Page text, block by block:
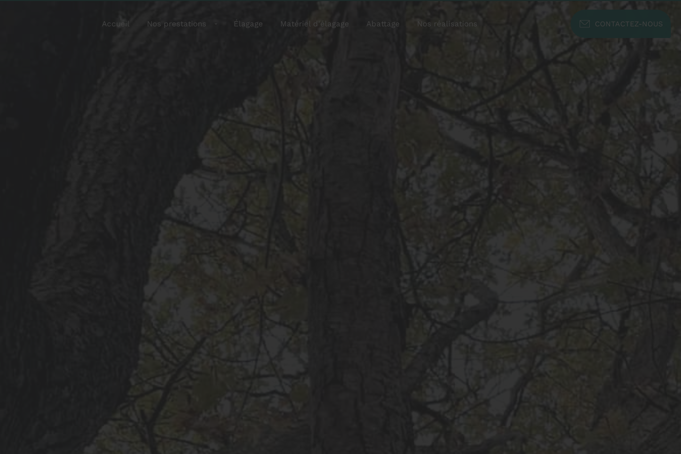
Accueil Nos prestations Élagage Matériel d'élagage Abattage Nos réalisations CONTACTEZ-NOUS